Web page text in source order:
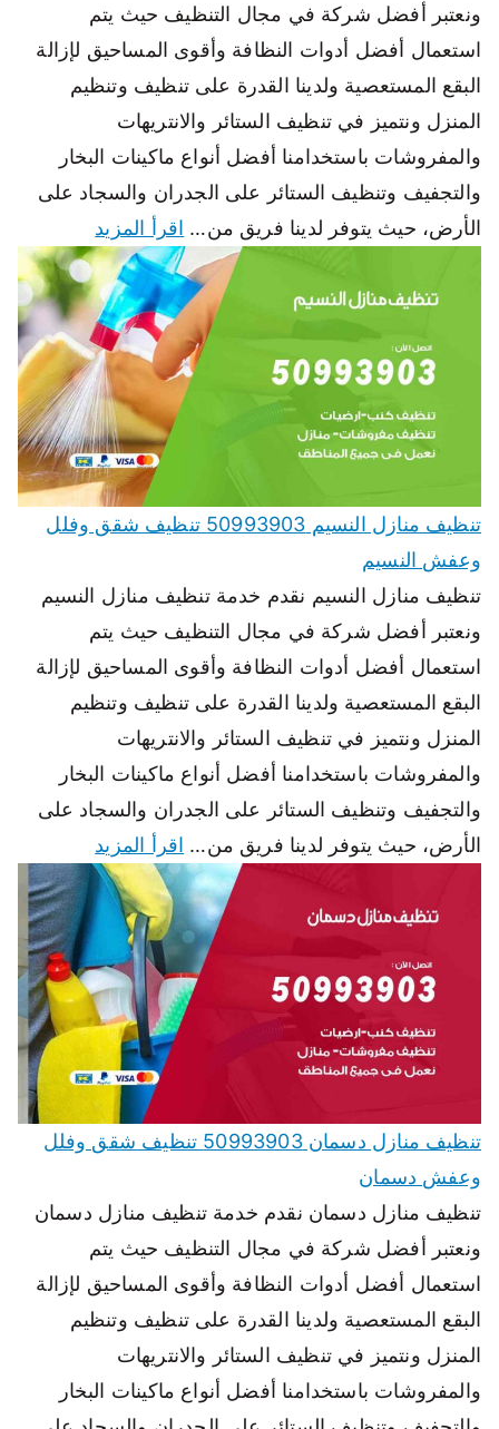
ونعتبر أفضل شركة في مجال التنظيف حيث يتم
استعمال أفضل أدوات النظافة وأقوى المساحيق لإزالة
البقع المستعصية ولدينا القدرة على تنظيف وتنظيم
المنزل ونتميز في تنظيف الستائر والانتريهات
والمفروشات باستخدامنا أفضل أنواع ماكينات البخار
والتجفيف وتنظيف الستائر على الجدران والسجاد على
الأرض، حيث يتوفر لدينا فريق من… اقرأ المزيد
تنظيف منازل النسيم 50993903 تنظيف شقق وفلل
وعفش النسيم
تنظيف منازل النسيم نقدم خدمة تنظيف منازل النسيم
ونعتبر أفضل شركة في مجال التنظيف حيث يتم
استعمال أفضل أدوات النظافة وأقوى المساحيق لإزالة
البقع المستعصية ولدينا القدرة على تنظيف وتنظيم
المنزل ونتميز في تنظيف الستائر والانتريهات
والمفروشات باستخدامنا أفضل أنواع ماكينات البخار
والتجفيف وتنظيف الستائر على الجدران والسجاد على
الأرض، حيث يتوفر لدينا فريق من… اقرأ المزيد
تنظيف منازل دسمان 50993903 تنظيف شقق وفلل
وعفش دسمان
تنظيف منازل دسمان نقدم خدمة تنظيف منازل دسمان
ونعتبر أفضل شركة في مجال التنظيف حيث يتم
استعمال أفضل أدوات النظافة وأقوى المساحيق لإزالة
البقع المستعصية ولدينا القدرة على تنظيف وتنظيم
المنزل ونتميز في تنظيف الستائر والانتريهات
والمفروشات باستخدامنا أفضل أنواع ماكينات البخار